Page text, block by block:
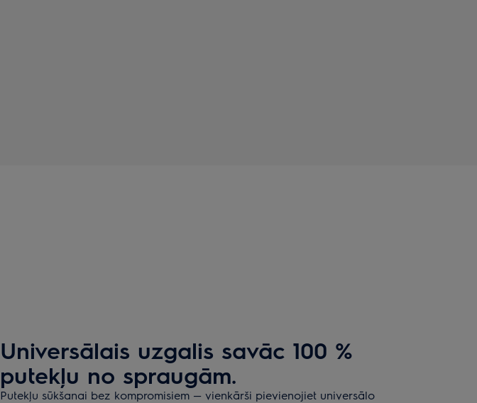
Universālais uzgalis savāc 100 %
putekļu no spraugām.
Putekļu sūkšanai bez kompromisiem — vienkārši pievienojiet universālo